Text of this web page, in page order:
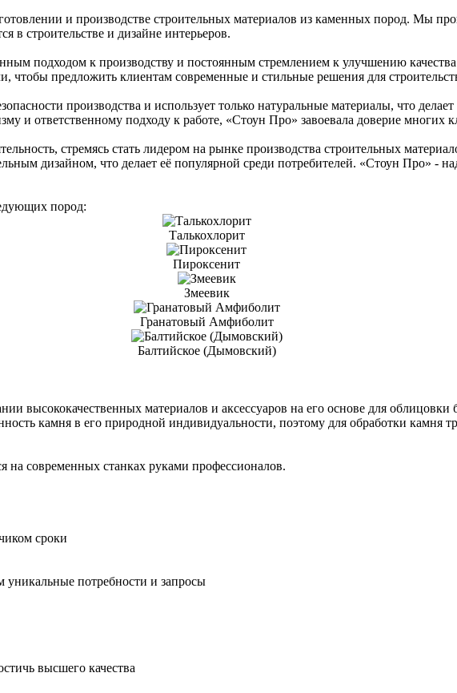
и производстве строительных материалов из каменных пород. Мы
в строительстве и дизайне интерьеров.
подходом к производству и постоянным стремлением к улучшению
чтобы предложить клиентам современные и стильные решения для
производства и использует только натуральные материалы, что
и ответственному подходу к работе, «Стоун Про» завоевала доверие многих
стремясь стать лидером на рынке производства строительных
дизайном, что делает её популярной среди потребителей. «Стоун Про» -
пород:
Талькохлорит
Пироксенит
Змеевик
Гранатовый Амфиболит
Балтийское (Дымовский)
высококачественных материалов и аксессуаров на его основе для
камня в его природной индивидуальности, поэтому для обработки камня
на современных станках руками профессионалов.
сроки
потребности и запросы
высшего качества